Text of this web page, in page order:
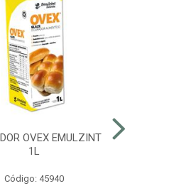
OVEX EMULZINT
1L
Código: 45940